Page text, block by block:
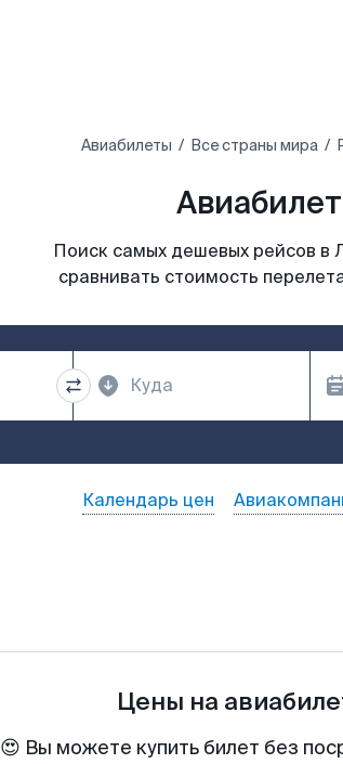
Авиабилеты Все страны мира
Поиск самых дешевых рейсов в
сравнивать стоимость
Календарь цен
Цены на
😍 Вы можете купить билет без